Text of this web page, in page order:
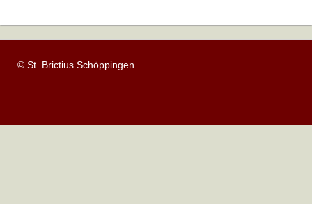
© St. Brictius Schöppingen